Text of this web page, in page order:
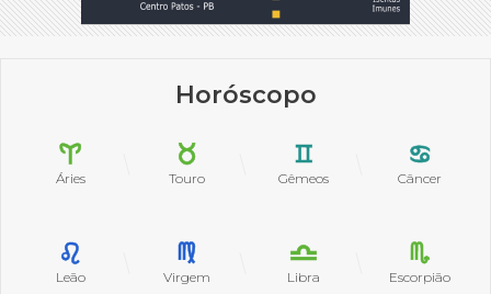
Horóscopo
Áries Touro Gêmeos Câncer
Leão Virgem Libra Escorpião